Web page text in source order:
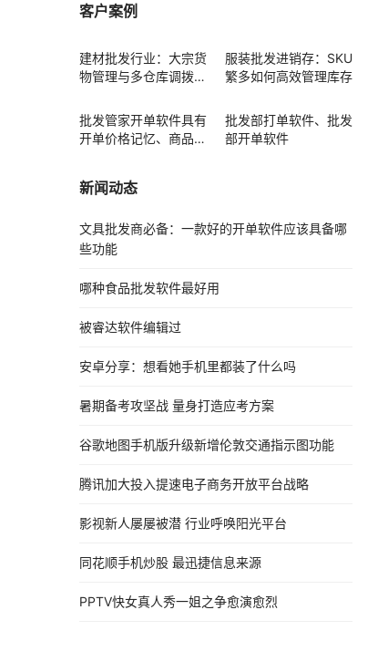
客户案例
建材批发行业：大宗货
物管理与多仓库调拨方
服装批发进销存：SKU
繁多如何高效管理库存
批发管家开单软件具有
开单价格记忆、商品赠
批发部打单软件、批发
部开单软件
新闻动态
文具批发商必备：一款好的开单软件应该具备哪
些功能
哪种食品批发软件最好用
被睿达软件编辑过
安卓分享：想看她手机里都装了什么吗
暑期备考攻坚战 量身打造应考方案
谷歌地图手机版升级新增伦敦交通指示图功能
腾讯加大投入提速电子商务开放平台战略
影视新人屡屡被潜 行业呼唤阳光平台
同花顺手机炒股 最迅捷信息来源
PPTV快女真人秀一姐之争愈演愈烈